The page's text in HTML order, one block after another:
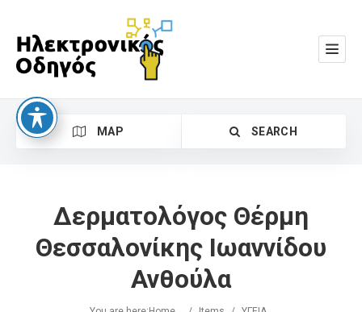
MAP SEARCH
Search
Δερματολόγος Θέρμη
Θεσσαλονίκης Ιωαννίδου
Ανθούλα